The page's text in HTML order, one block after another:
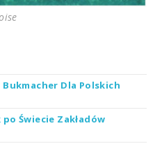
Dla Polskich
Świecie Zakładów